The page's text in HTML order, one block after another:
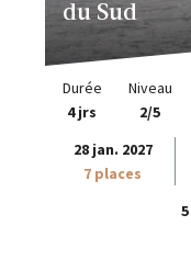
du Sud
Durée
4 jrs
Niveau
2/5
28 jan. 2027
7 places
5